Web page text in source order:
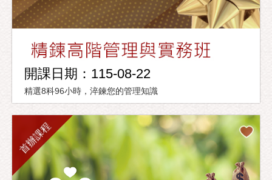
開課日期：115-08-22
精選8科96小時，淬鍊您的管理知識
首辦課程